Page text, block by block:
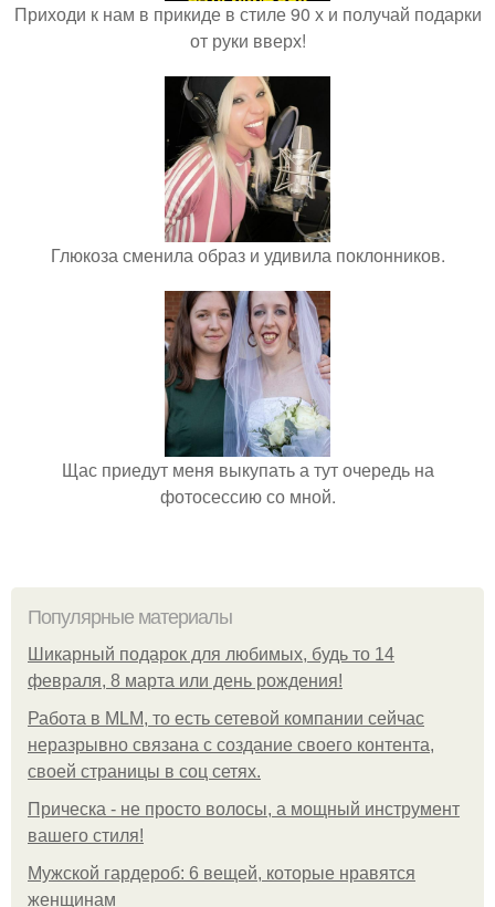
Приходи к нам в прикиде в стиле 90 х и получай подарки
от руки вверх!
Глюкоза сменила образ и удивила поклонников.
Щас приедут меня выкупать а тут очередь на
фотосессию со мной.
Популярные материалы
Шикарный подарок для любимых, будь то 14
февраля, 8 марта или день рождения!
Работа в MLM, то есть сетевой компании сейчас
неразрывно связана с создание своего контента,
своей страницы в соц сетях.
Прическа - не просто волосы, а мощный инструмент
вашего стиля!
Мужской гардероб: 6 вещей, которые нравятся
женщинам